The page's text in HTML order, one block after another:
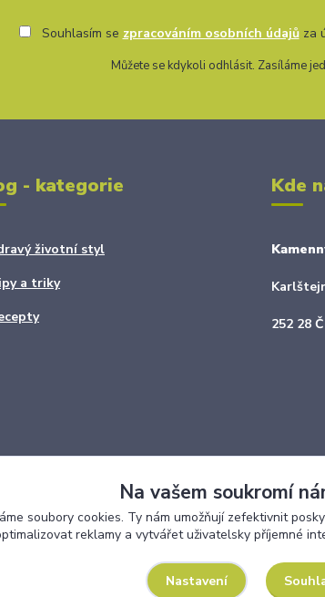
Souhlasím se zpracováním osobních údajůza
Můžete se kdykoli odhlásit. Zasíláme
- kategorie
životní styl
a triky
Kde
252 28
Upravit sběr cookies.
Na vašem soukromí
soubory cookies. Ty nám umožňují zefektivnit
reklamy a vytvářet uživatelsky příjemné
Nastavení